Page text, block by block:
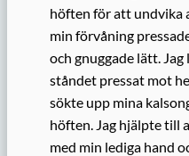
höften för att undvika
min förvåning
och gnuggade lätt.
ståndet pressat mot
sökte upp mina
höften. Jag hjälpte till
med min lediga hand